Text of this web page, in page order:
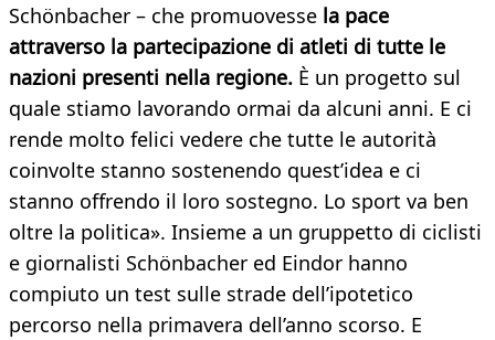
Schönbacher – che promuovesse la pace
attraverso la partecipazione di atleti di tutte le
nazioni presenti nella regione. È un progetto sul
quale stiamo lavorando ormai da alcuni anni. E ci
rende molto felici vedere che tutte le autorità
coinvolte stanno sostenendo quest’idea e ci
stanno offrendo il loro sostegno. Lo sport va ben
oltre la politica». Insieme a un gruppetto di ciclisti
e giornalisti Schönbacher ed Eindor hanno
compiuto un test sulle strade dell’ipotetico
percorso nella primavera dell’anno scorso. E